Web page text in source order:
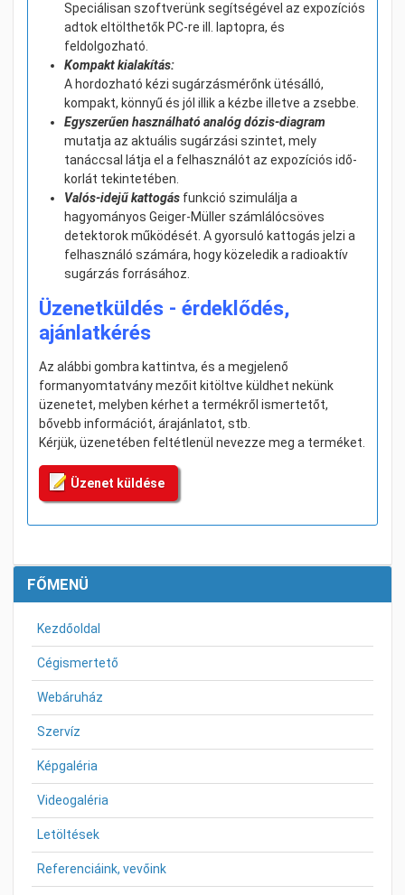
FŐMENÜ
Kezdőoldal
Cégismertető
Webáruház
Szervíz
Képgaléria
Videogaléria
Letöltések
Referenciáink, vevőink
Speciálisan szoftverünk segítségével az expozíciós
adtok eltölthetők PC-re ill. laptopra, és
feldolgozható.
Kompakt kialakítás:
A hordozható kézi sugárzásmérőnk ütésálló,
kompakt, könnyű és jól illik a kézbe illetve a zsebbe.
Egyszerűen használható analóg dózis-diagram
mutatja az aktuális sugárzási szintet, mely
tanáccsal látja el a felhasználót az expozíciós idő-
korlát tekintetében.
Valós-idejű kattogás funkció szimulálja a
hagyományos Geiger-Müller számlálócsöves
detektorok működését. A gyorsuló kattogás jelzi a
felhasználó számára, hogy közeledik a radioaktív
sugárzás forrásához.
Üzenetküldés - érdeklődés,
ajánlatkérés
Az alábbi gombra kattintva, és a megjelenő
formanyomtatvány mezőit kitöltve küldhet nekünk
üzenetet, melyben kérhet a termékről ismertetőt,
bővebb információt, árajánlatot, stb.
Kérjük, üzenetében feltétlenül nevezze meg a terméket.
Üzenet küldése